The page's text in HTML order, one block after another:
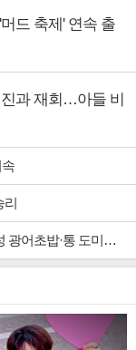
드 축제' 연속 출
진과 재회…아들 비
리
·통 도미찜 맛집 탐방